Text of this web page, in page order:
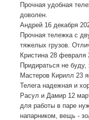
Прочная удобная
доволен.
Андрей 16 декабря
Прочная тележка с
тяжелых грузов.
Кристина 28 февраля
Придираться не
Мастеров Кирилл 23
Телега надежная и
Расул и Дамир 12
для работы в паре
напарником, вещь -